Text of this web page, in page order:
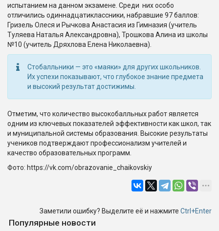
испытанием на данном экзамене. Среди них особо
отличились одиннадцатиклассники, набравшие 97 баллов:
Гризель Олеся и Рычкова Анастасия из Гимназия (учитель
Туляева Наталья Александровна), Трошкова Алина из школы
№10 (учитель Дряхлова Елена Николаевна).
Стобалльники — это «маяки» для других школьников.
Их успехи показывают, что глубокое знание предмета
и высокий результат достижимы.
Отметим, что количество высокобалльных работ является
одним из ключевых показателей эффективности как школ, так
и муниципальной системы образования. Высокие результаты
учеников подтверждают профессионализм учителей и
качество образовательных программ.
Фото: https://vk.com/obrazovanie_chaikovskiy
Заметили ошибку? Выделите её и нажмите Ctrl+Enter
Популярные новости